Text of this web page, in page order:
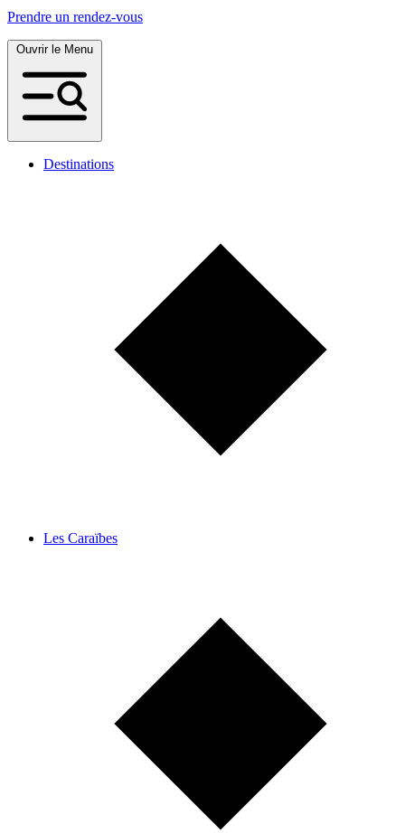
Prendre un rendez-vous
Destinations
Les Caraïbes